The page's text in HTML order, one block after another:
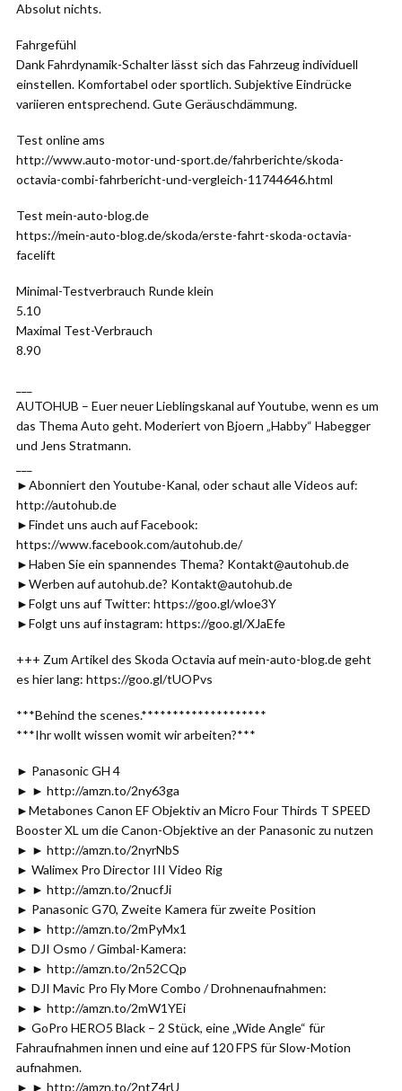
Absolut nichts.
Fahrgefühl
Dank Fahrdynamik-Schalter lässt sich das Fahrzeug individuell
einstellen. Komfortabel oder sportlich. Subjektive Eindrücke
variieren entsprechend. Gute Geräuschdämmung.
Test online ams
http://www.auto-motor-und-sport.de/fahrberichte/skoda-
octavia-combi-fahrbericht-und-vergleich-11744646.html
Test mein-auto-blog.de
https://mein-auto-blog.de/skoda/erste-fahrt-skoda-octavia-
facelift
Minimal-Testverbrauch Runde klein
5.10
Maximal Test-Verbrauch
8.90
AUTOHUB – Euer neuer Lieblingskanal auf Youtube, wenn es um
das Thema Auto geht. Moderiert von Bjoern „Habby“ Habegger
und Jens Stratmann.
►Abonniert den Youtube-Kanal, oder schaut alle Videos auf:
http://autohub.de
►Findet uns auch auf Facebook:
https://www.facebook.com/autohub.de/
►Haben Sie ein spannendes Thema? Kontakt@autohub.de
►Werben auf autohub.de? Kontakt@autohub.de
►Folgt uns auf Twitter: https://goo.gl/wloe3Y
►Folgt uns auf instagram: https://goo.gl/XJaEfe
+++ Zum Artikel des Skoda Octavia auf mein-auto-blog.de geht
es hier lang: https://goo.gl/tUOPvs
***Behind the scenes.********************
***Ihr wollt wissen womit wir arbeiten?***
► Panasonic GH 4
► ► http://amzn.to/2ny63ga
►Metabones Canon EF Objektiv an Micro Four Thirds T SPEED
Booster XL um die Canon-Objektive an der Panasonic zu nutzen
► ► http://amzn.to/2nyrNbS
► Walimex Pro Director III Video Rig
► ► http://amzn.to/2nucfJi
► Panasonic G70, Zweite Kamera für zweite Position
► ► http://amzn.to/2mPyMx1
► DJI Osmo / Gimbal-Kamera:
► ► http://amzn.to/2n52CQp
► DJI Mavic Pro Fly More Combo / Drohnenaufnahmen:
► ► http://amzn.to/2mW1YEi
► GoPro HERO5 Black – 2 Stück, eine „Wide Angle“ für
Fahraufnahmen innen und eine auf 120 FPS für Slow-Motion
aufnahmen.
► ► http://amzn.to/2ntZ4rU